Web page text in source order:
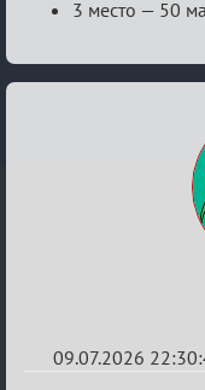
3 место — 50
09.07.2026